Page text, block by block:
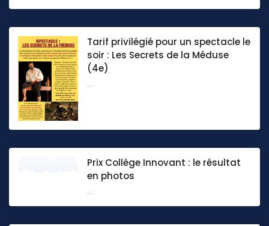
Tarif privilégié pour un spectacle le
soir : Les Secrets de la Méduse
(4e)
...
Prix Collège Innovant : le résultat
en photos
...